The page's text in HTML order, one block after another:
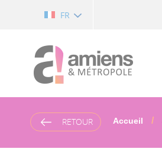
FR
RETOUR Accueil